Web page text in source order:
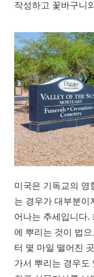
작성하고 꽃바구니
미국은 기독교의 영
는 경우가 대부분이
어나는 추세입니다.
에 뿌리는 것이 법
터 몇 마일 떨어진
가서 뿌리는 경우도